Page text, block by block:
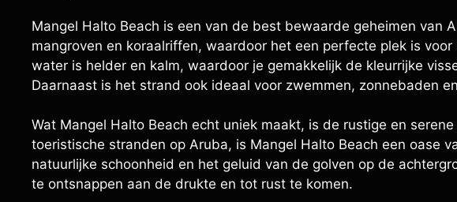
Mangel Halto Beach is een van de best bewaarde geheimen van
mangroven en koraalriffen, waardoor het een perfecte plek is
water is helder en kalm, waardoor je gemakkelijk de kleurrijke
Daarnaast is het strand ook ideaal voor zwemmen, zonnebaden
Wat Mangel Halto Beach echt uniek maakt, is de rustige en
toeristische stranden op Aruba, is Mangel Halto Beach een oase
natuurlijke schoonheid en het geluid van de golven op de
te ontsnappen aan de drukte en tot rust te komen.